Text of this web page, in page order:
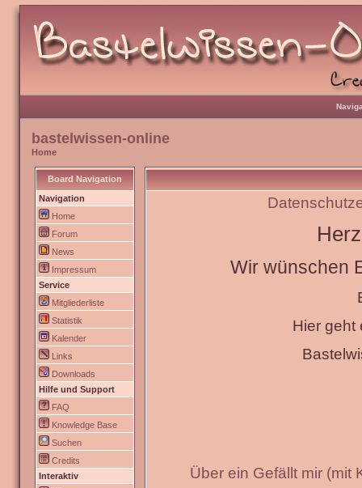
bastelwissen-online
Home
Board Navigation
Navigation
Home
Forum
News
Impressum
Service
Mitgliederliste
Statistik
Kalender
Links
Downloads
Hilfe und Support
FAQ
Knowledge Base
Suchen
Credits
Interaktiv
Wir wünschen
Hier geht
Über ein Gefällt mir (mit